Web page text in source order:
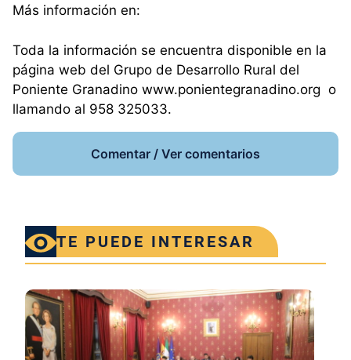
Más información en:
Toda la información se encuentra disponible en la
página web del Grupo de Desarrollo Rural del
Poniente Granadino www.ponientegranadino.org o
llamando al 958 325033.
Comentar / Ver comentarios
TE PUEDE INTERESAR